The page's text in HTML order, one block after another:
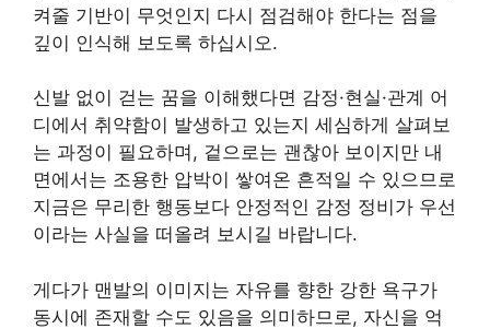
켜줄 기반이 무엇인지 다시 점검해야 한다는 점을
깊이 인식해 보도록 하십시오.
신발 없이 걷는 꿈을 이해했다면 감정·현실·관계 어
디에서 취약함이 발생하고 있는지 세심하게 살펴보
는 과정이 필요하며, 겉으로는 괜찮아 보이지만 내
면에서는 조용한 압박이 쌓여온 흔적일 수 있으므로
지금은 무리한 행동보다 안정적인 감정 정비가 우선
이라는 사실을 떠올려 보시길 바랍니다.
게다가 맨발의 이미지는 자유를 향한 강한 욕구가
동시에 존재할 수도 있음을 의미하므로, 자신을 억